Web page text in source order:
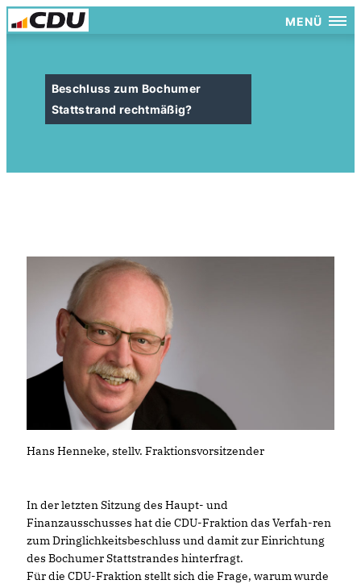
MENÜ
Beschluss zum Bochumer
Stattstrand rechtmäßig?
Hans Henneke, stellv. Fraktionsvorsitzender
In der letzten Sitzung des Haupt- und
Finanzausschusses hat die CDU-Fraktion das Verfah-ren
zum Dringlichkeitsbeschluss und damit zur Einrichtung
des Bochumer Stattstrandes hinterfragt.
Für die CDU-Fraktion stellt sich die Frage, warum wurde